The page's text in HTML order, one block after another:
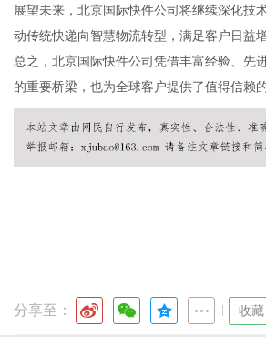
展望未来，北京国际快件公司将继续深化技
动传统快递向智慧物流转型，满足客户日益
总之，北京国际快件公司凭借丰富经验、先
的重要桥梁，也为全球客户提供了值得信赖
分享至： 收藏